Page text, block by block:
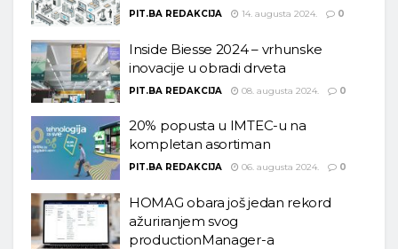
PIT.BA REDAKCIJA 14. augusta 2024. 0
Inside Biesse 2024 – vrhunske
inovacije u obradi drveta
PIT.BA REDAKCIJA 08. augusta 2024. 0
20% popusta u IMTEC-u na
kompletan asortiman
PIT.BA REDAKCIJA 06. augusta 2024. 0
HOMAG obara još jedan rekord
ažuriranjem svog
productionManager-a